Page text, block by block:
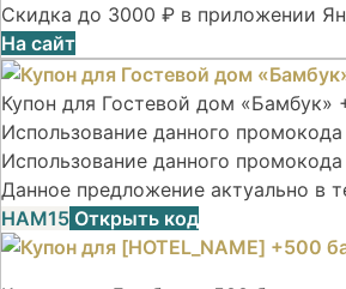
Скидка до 3000 ₽ в приложении
На сайт
Купон для Гостевой дом «Бамбук»
Использование данного
Использование данного
Данное предложение актуально в
НАМ15 Открыть код